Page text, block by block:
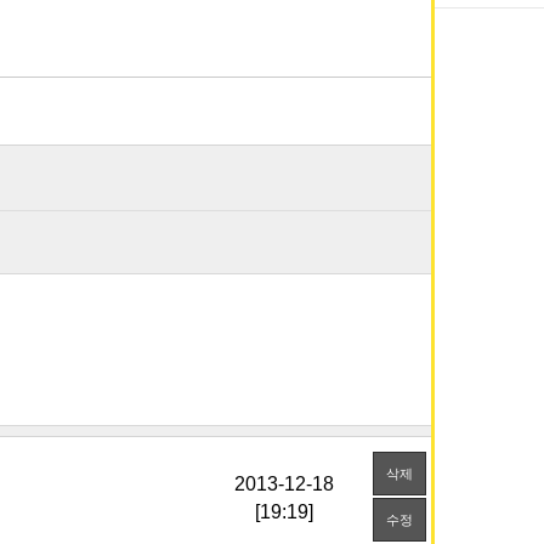
[19:19]
삭제
수정